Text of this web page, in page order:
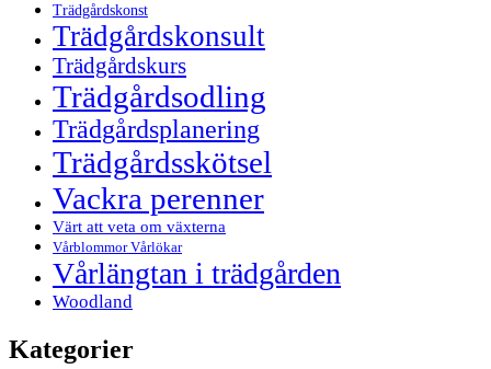
Trädgårdskonst
Trädgårdskonsult
Trädgårdskurs
Trädgårdsodling
Trädgårdsplanering
Trädgårdsskötsel
Vackra perenner
Värt att veta om växterna
Vårblommor Vårlökar
Vårlängtan i trädgården
Woodland
Kategorier